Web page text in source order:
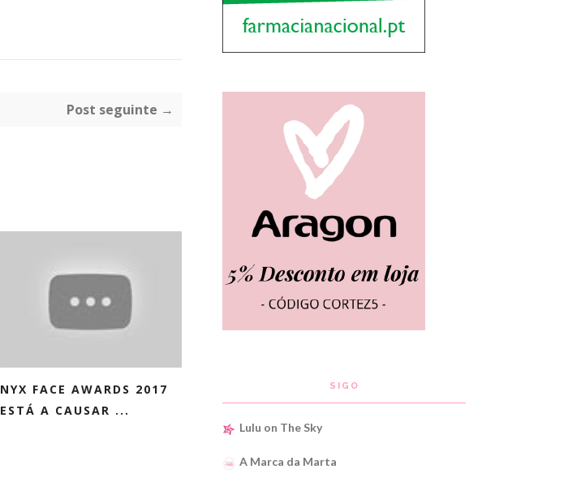
Post seguinte →
NYX FACE AWARDS 2017
ESTÁ A CAUSAR ...
SIGO
Lulu on The Sky
A Marca da Marta